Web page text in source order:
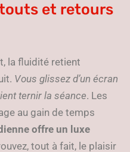
et retours
la fluidité retient
Vous glissez d’un écran
ternir la séance. Les
au gain de temps
offre un luxe
tout à fait, le plaisir